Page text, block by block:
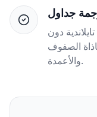
دون
الصفوف
والأعمدة.